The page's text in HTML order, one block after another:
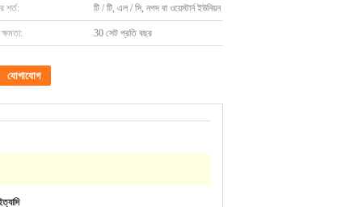
শর্ত: টি / টি, এল / সি, নগদ বা ওয়েস্টার্ন ইউনিয়ন
30 সেট প্রতি বছর
যোগাযোগ